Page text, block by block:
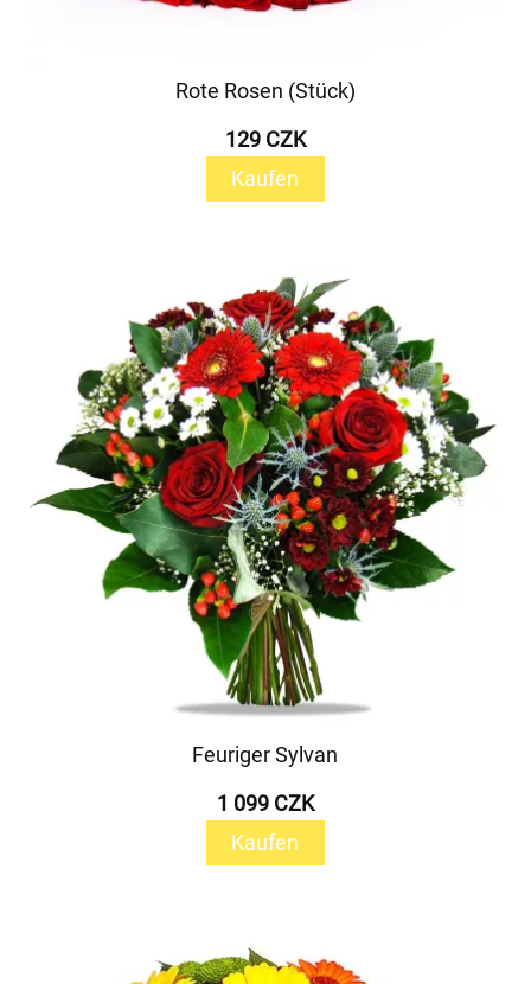
Rote Rosen (Stück)
129 CZK
Kaufen
Feuriger Sylvan
1 099 CZK
Kaufen